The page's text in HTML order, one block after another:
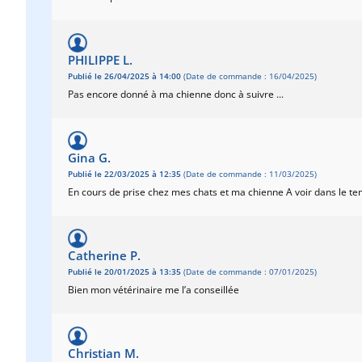
PHILIPPE L.
Publié le 26/04/2025 à 14:00 (Date de commande : 16/04/2025)
Pas encore donné à ma chienne donc à suivre ...
Gina G.
Publié le 22/03/2025 à 12:35 (Date de commande : 11/03/2025)
En cours de prise chez mes chats et ma chienne A voir dans le
Catherine P.
Publié le 20/01/2025 à 13:35 (Date de commande : 07/01/2025)
Bien mon vétérinaire me l’a conseillée
Christian M.